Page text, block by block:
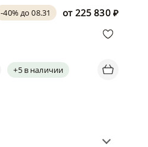
от 225 830 ₽
-40% до 08.31
+5 в наличии